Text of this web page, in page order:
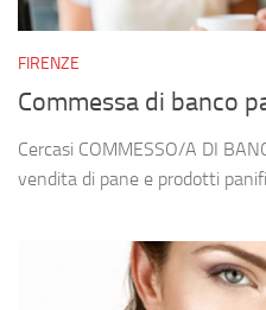
FIRENZE
Commessa di banco
Cercasi COMMESSO/A DI
vendita di pane e prodotti